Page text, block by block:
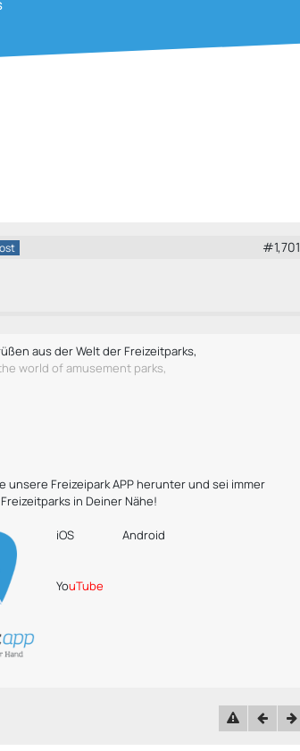
#1,701
aus der Welt der Freizeitparks,
world of amusement parks,
unsere Freizeipark APP herunter und sei immer
in Deiner Nähe!
iOS Android
YouTube